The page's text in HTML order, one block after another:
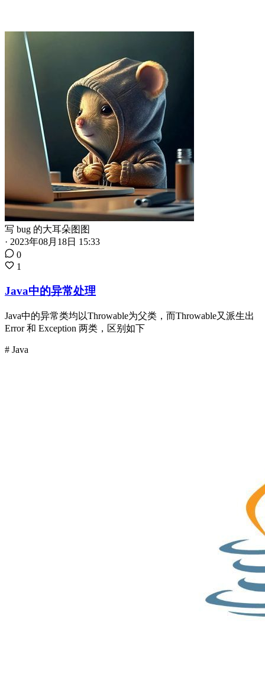
写 bug 的大耳朵图图
· 2023年08月18日 15:33
0
1
Java中的异常处理
Java中的异常类均以Throwable为父类，而Throwable又派生出
Error 和 Exception 两类，区别如下
# Java